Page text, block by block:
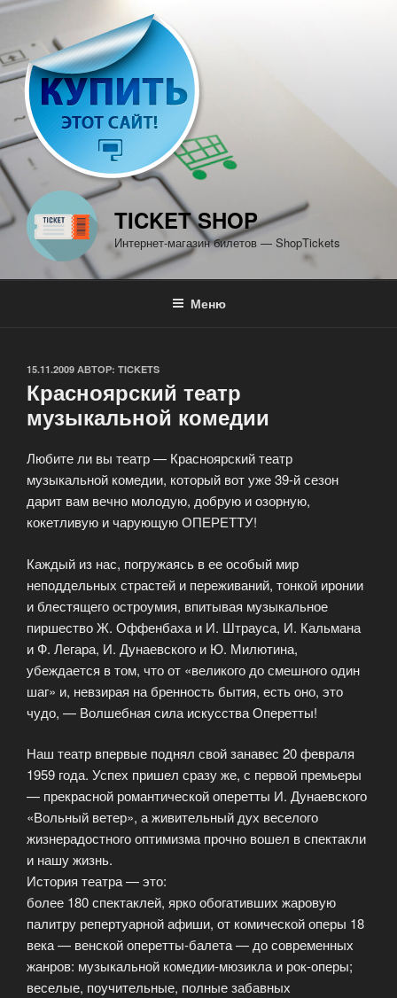
Перейти
содержимому
TICKET SHOP
Интернет-магазин билетов — ShopTickets
Меню
ОПУБЛИКОВАНО
15.11.2009 АВТОР: TICKETS
Красноярский театр
музыкальной комедии
Любите ли вы театр — Красноярский театр
музыкальной комедии, который вот уже 39-й сезон
дарит вам вечно молодую, добрую и озорную,
кокетливую и чарующую ОПЕРЕТТУ!
Каждый из нас, погружаясь в ее особый мир
неподдельных страстей и переживаний, тонкой иронии
и блестящего остроумия, впитывая музыкальное
пиршество Ж. Оффенбаха и И. Штрауса, И. Кальмана
и Ф. Легара, И. Дунаевского и Ю. Милютина,
убеждается в том, что от «великого до смешного один
шаг» и, невзирая на бренность бытия, есть оно, это
чудо, — Волшебная сила искусства Оперетты!
Наш театр впервые поднял свой занавес 20 февраля
1959 года. Успех пришел сразу же, с первой премьеры
— прекрасной романтической оперетты И. Дунаевского
«Вольный ветер», а живительный дух веселого
жизнерадостного оптимизма прочно вошел в спектакли
и нашу жизнь.
История театра — это:
более 180 спектаклей, ярко обогативших жаровую
палитру репертуарной афиши, от комической оперы 18
века — венской оперетты-балета — до современных
жанров: музыкальной комедии-мюзикла и рок-оперы;
веселые, поучительные, полные забавных